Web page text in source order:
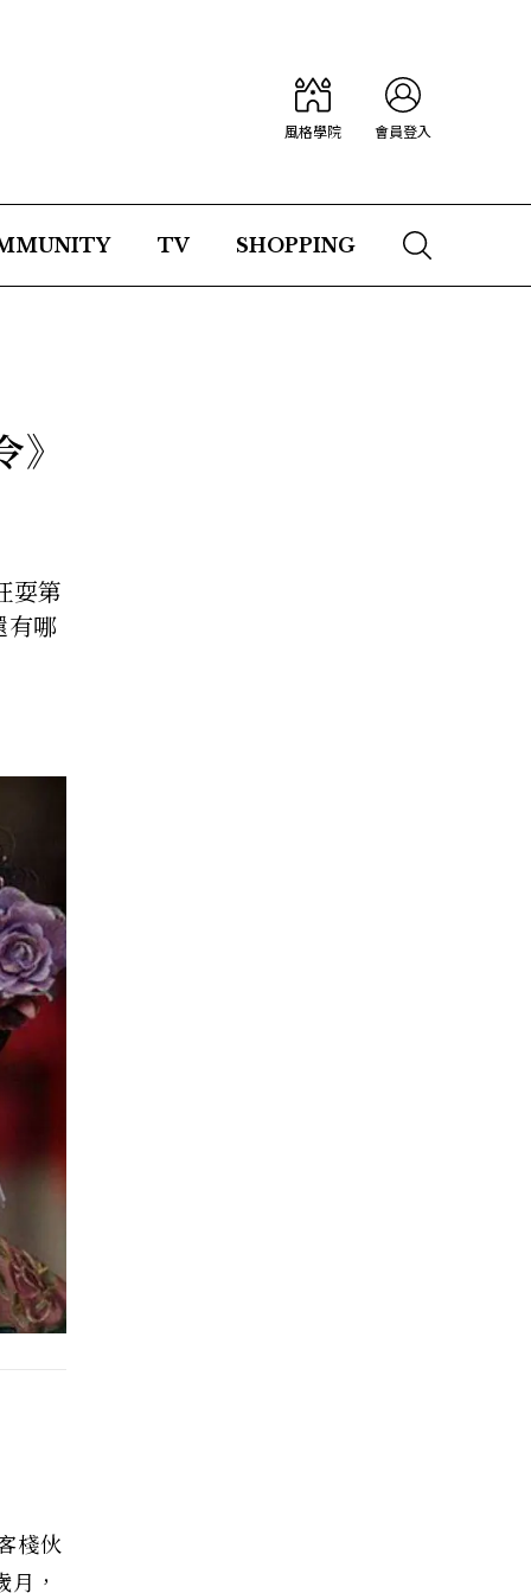
風格學院 會員登入
TV SHOPPING
耍第
有哪
棧伙
，